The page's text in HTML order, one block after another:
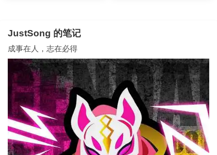
JustSong 的笔记
成事在人，志在必得